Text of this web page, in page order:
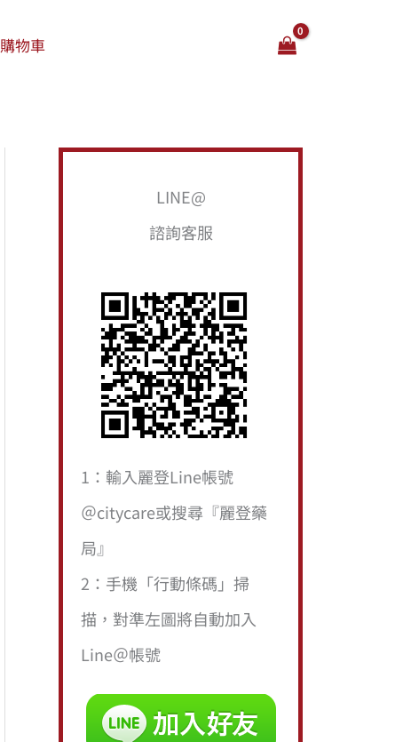
購物車
LINE@
諮詢客服
1：輸入麗登Line帳號
＠citycare或搜尋『麗登藥
局』
2：手機「行動條碼」掃
描，對準左圖將自動加入
Line＠帳號